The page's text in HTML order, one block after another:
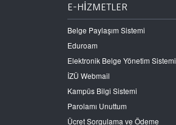
E-HİZMETLER
Belge Paylaşım Sistemi
Eduroam
Elektronik Belge Yönetim Sistemi
İZÜ Webmail
Kampüs Bilgi Sistemi
Parolamı Unuttum
Ücret Sorgulama ve Ödeme